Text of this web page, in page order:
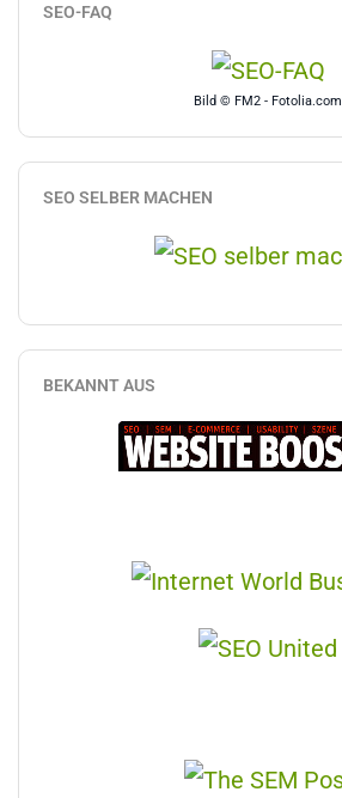
SEO-FAQ
Bild © FM2 - Fotolia.com
SEO SELBER MACHEN
BEKANNT AUS